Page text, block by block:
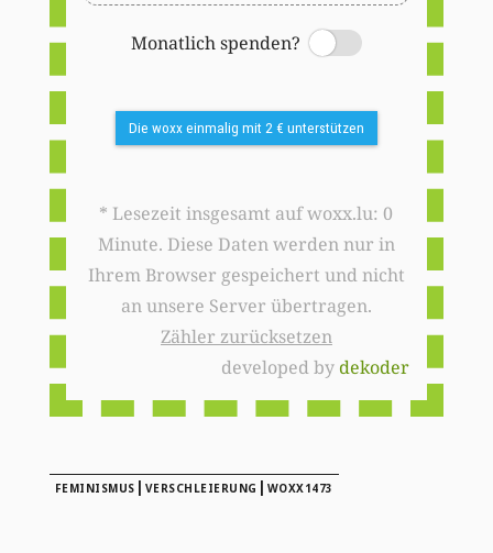
Monatlich spenden?
Switch
Die woxx einmalig mit 2 € unterstützen
* Lesezeit insgesamt auf woxx.lu: 0
Minute. Diese Daten werden nur in
Ihrem Browser gespeichert und nicht
an unsere Server übertragen.
Zähler zurücksetzen
developed bydekoder
FEMINISMUS | VERSCHLEIERUNG | WOXX1473